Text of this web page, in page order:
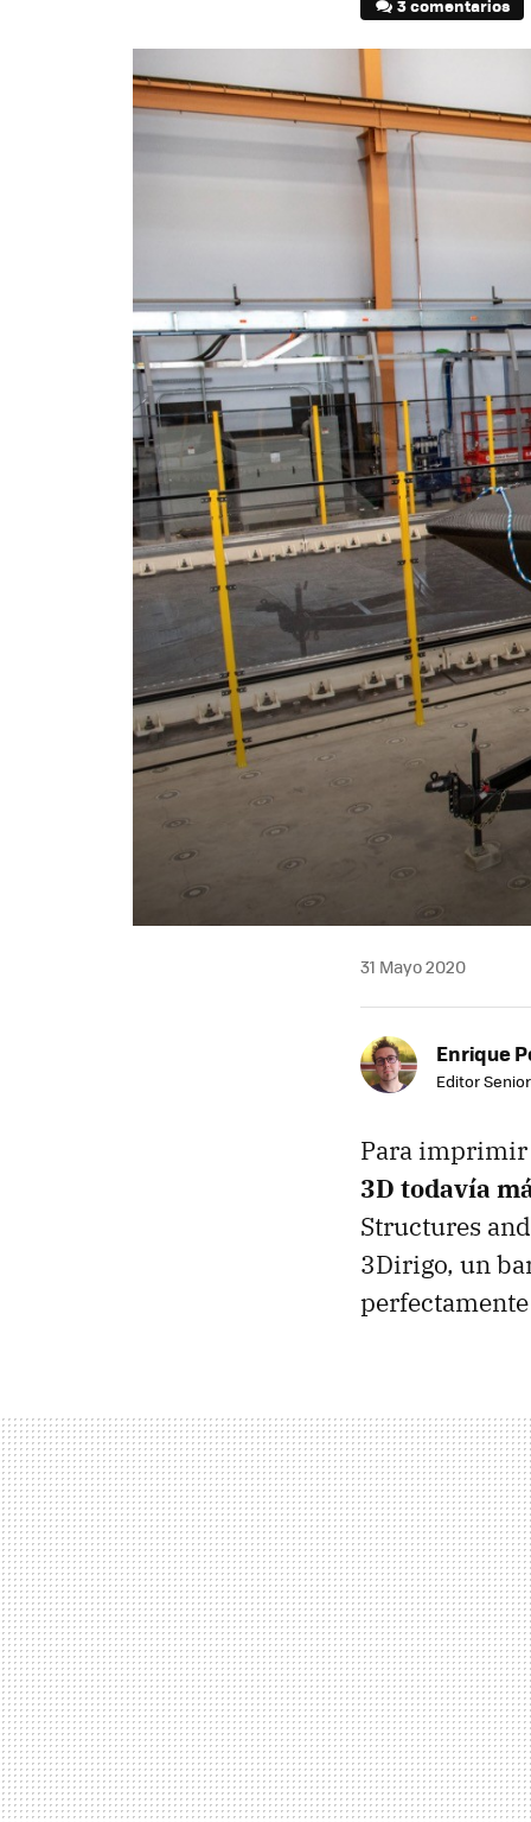
3 comentarios
31 Mayo 2020
Enrique
Editor
Para imprimir
3D todavía
Structures
3Dirigo, un